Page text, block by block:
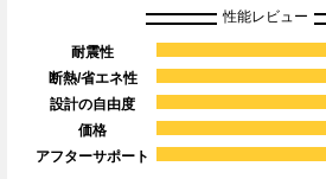
性能レビュー
耐震性
断熱/省エネ性
設計の自由度
価格
アフターサポート